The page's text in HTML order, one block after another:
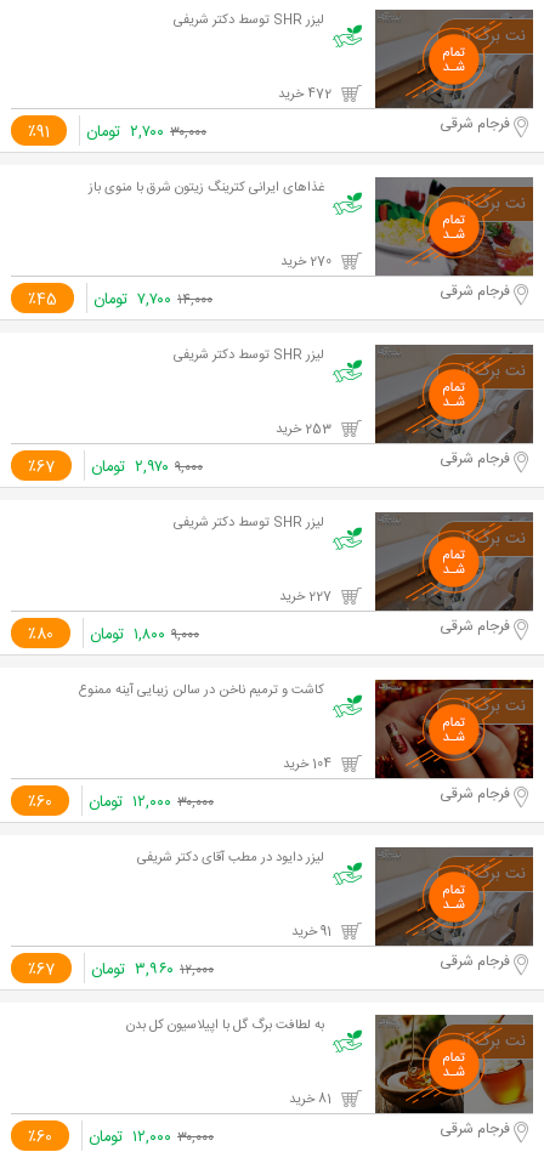
لیزر SHR توسط دکتر شریفی
٪91 فرجام شرقی ۳۰,۰۰۰ ۲,۷۰۰ تومان
غذاهای ایرانی کترینگ زیتون شرق با منوی باز
٪45 فرجام شرقی ۱۴,۰۰۰ ۷,۷۰۰ تومان
لیزر SHR توسط دکتر شریفی
٪67 فرجام شرقی ۹,۰۰۰ ۲,۹۷۰ تومان
لیزر SHR توسط دکتر شریفی
٪80 فرجام شرقی ۹,۰۰۰ ۱,۸۰۰ تومان
کاشت و ترمیم ناخن در سالن زیبایی آینه ممنوع
٪60 فرجام شرقی ۳۰,۰۰۰ ۱۲,۰۰۰ تومان
لیزر دایود در مطب آقای دکتر شریفی
٪67 فرجام شرقی ۱۲,۰۰۰ ۳,۹۶۰ تومان
به لطافت برگ گل با اپیلاسیون کل بدن
٪60 فرجام شرقی ۳۰,۰۰۰ ۱۲,۰۰۰ تومان